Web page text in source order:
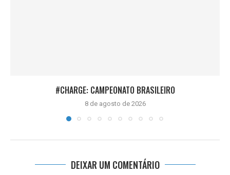
#CHARGE: CAMPEONATO BRASILEIRO
8 de agosto de 2026
DEIXAR UM COMENTÁRIO